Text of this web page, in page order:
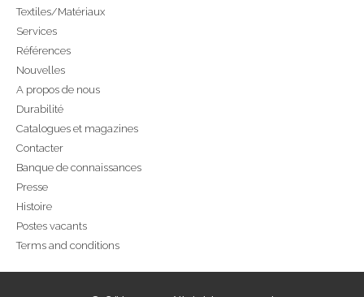
Textiles/Matériaux
Services
Références
Nouvelles
A propos de nous
Durabilité
Catalogues et magazines
Contacter
Banque de connaissances
Presse
Histoire
Postes vacants
Terms and conditions